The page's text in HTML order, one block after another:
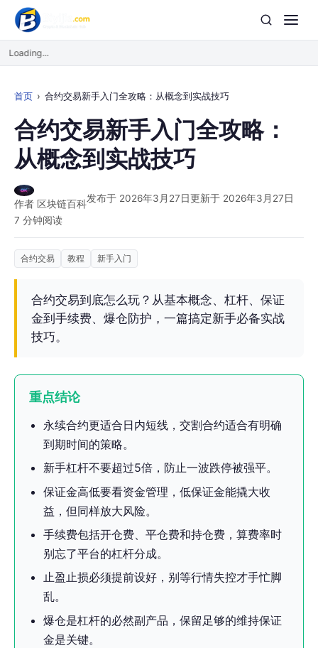
Loading...
首页 合约交易新手入门全攻略：从概念到实战技巧
合约交易新手入门全攻略：
从概念到实战技巧
作者 区块链百科发布于 2026年3月27日更新于 2026年3月27日
7 分钟阅读
合约交易 教程 新手入门
合约交易到底怎么玩？从基本概念、杠杆、保证
金到手续费、爆仓防护，一篇搞定新手必备实战
技巧。
重点结论
永续合约更适合日内短线，交割合约适合有明确
到期时间的策略。
新手杠杆不要超过5倍，防止一波跌停被强平。
保证金高低要看资金管理，低保证金能撬大收
益，但同样放大风险。
手续费包括开仓费、平仓费和持仓费，算费率时
别忘了平台的杠杆分成。
止盈止损必须提前设好，别等行情失控才手忙脚
乱。
爆仓是杠杆的必然副产品，保留足够的维持保证
金是关键。